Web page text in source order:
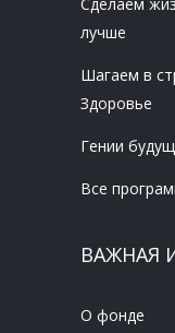
лучше
Шагаем в
Здоровье
Гении
Все
ВАЖНАЯ
О фонде